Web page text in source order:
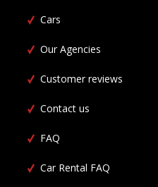
Cars
Our Agencies
Customer reviews
Contact us
FAQ
Car Rental FAQ